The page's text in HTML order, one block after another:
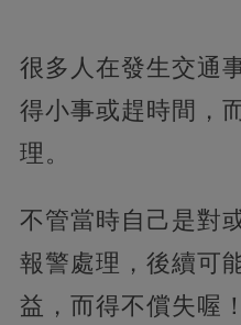
很多人在發生交通
得小事或趕時間，
理。
不管當時自己是對
報警處理，後續可
益，而得不償失喔！